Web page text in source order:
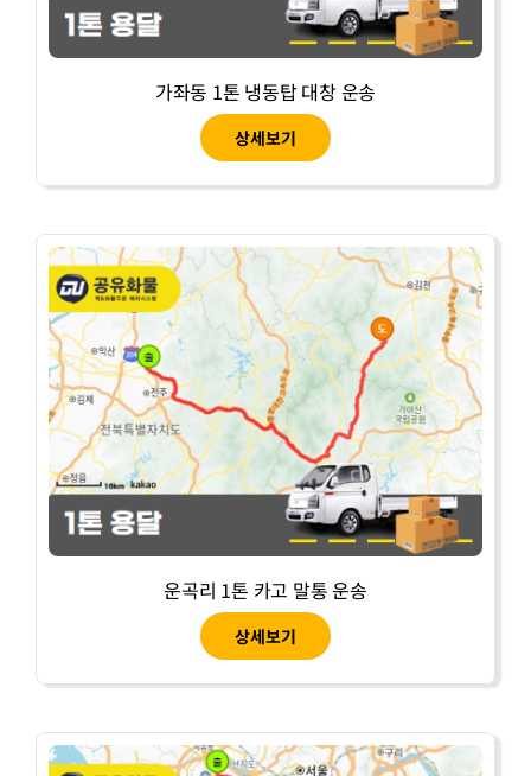
가좌동 1톤 냉동탑 대창 운송
상세보기
운곡리 1톤 카고 말통 운송
상세보기